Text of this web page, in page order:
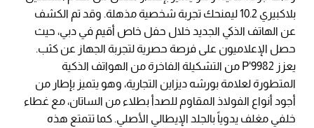
بلاكبيري 10.2 ليمنحك تجربة شخصية مذهلة. وقد تم الكشف
عن الهاتف الذكي الجديد خلال حفل خاص أقيم في دبي، حيث
حصل الإعلاميون على فرصة حصرية لتجربة الجهاز عن كثب.
يعزز P'9982 من التشكيلة الفاخرة من الهواتف الذكية
المتطورة لعلامة بورشه ديزاين التجارية، وهو يتميز بإطار من
أجود أنواع الفولاذ المقاوم للصدأ بطلاء من الساتان، مع غطاء
خلفي مغلف يدوياً بالجلد الإيطالي الأصلي. كما تتمتع هذه